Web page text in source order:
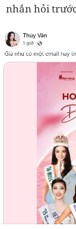
nhắn hỏi